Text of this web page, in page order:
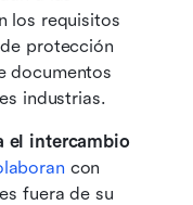
los requisitos
protección
documentos
industrias.
el intercambio
con
fuera de su